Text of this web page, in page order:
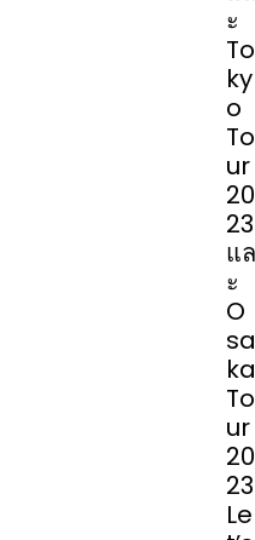
ะ
To
ky
o
To
ur
20
23
แล
ะ
O
sa
ka
To
ur
20
23
Le